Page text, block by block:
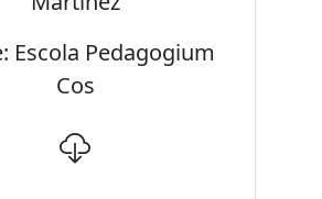
Escola Pedagogium
Cos